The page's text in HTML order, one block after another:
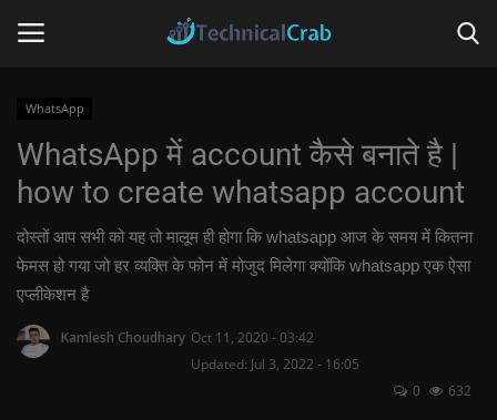
Home
Technology
Banking
Tips & Tricks
WhatsApp
WhatsApp में account कैसे बनाते है |
how to create whatsapp account
दोस्तों आप सभी को यह तो मालूम ही होगा कि whatsapp आज के समय में कितना
फेमस हो गया जो हर व्यक्ति के फोन में मोजुद मिलेगा क्योंकि whatsapp एक ऐसा
एप्लीकेशन है
Kamlesh Choudhary Oct 11, 2020 - 03:42
Updated: Jul 3, 2022 - 16:05
0
632